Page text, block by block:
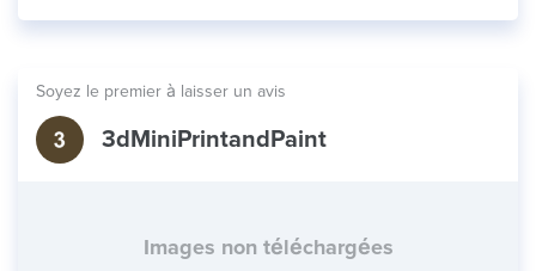
Soyez le premier à laisser un avis
3dMiniPrintandPaint
Images non téléchargées